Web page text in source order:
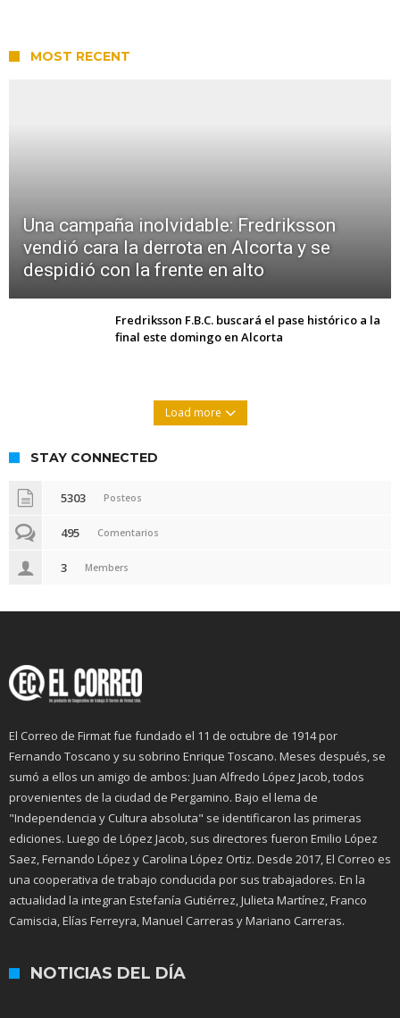
MOST RECENT
Una campaña inolvidable: Fredriksson
vendió cara la derrota en Alcorta y se
despidió con la frente en alto
Fredriksson F.B.C. buscará el pase histórico a la
final este domingo en Alcorta
Load more
STAY CONNECTED
5303 Posteos
495 Comentarios
3 Members
El Correo de Firmat fue fundado el 11 de octubre de 1914 por
Fernando Toscano y su sobrino Enrique Toscano. Meses después, se
sumó a ellos un amigo de ambos: Juan Alfredo López Jacob, todos
provenientes de la ciudad de Pergamino. Bajo el lema de
"Independencia y Cultura absoluta" se identificaron las primeras
ediciones. Luego de López Jacob, sus directores fueron Emilio López
Saez, Fernando López y Carolina López Ortiz. Desde 2017, El Correo es
una cooperativa de trabajo conducida por sus trabajadores. En la
actualidad la integran Estefanía Gutiérrez, Julieta Martínez, Franco
Camiscia, Elías Ferreyra, Manuel Carreras y Mariano Carreras.
NOTICIAS DEL DÍA